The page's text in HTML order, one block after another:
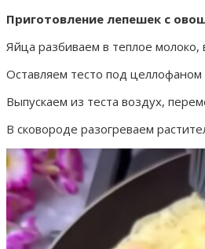
Приготовление лепешек с
Яйца разбиваем в теплое
Оставляем тесто под
Выпускаем из теста воздух,
В сковороде разогреваем